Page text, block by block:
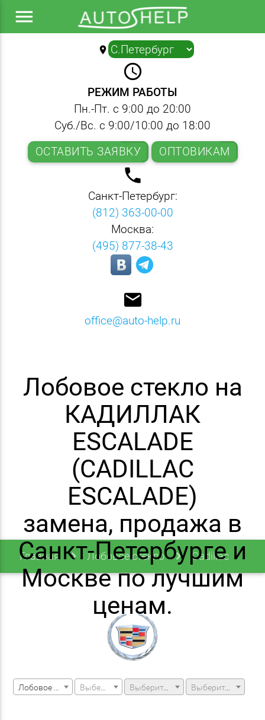
menu
location_on ▼
query_builder
РЕЖИМ РАБОТЫ
Пн.-Пт. с 9:00 до 20:00
Суб./Вс. с 9:00/10:00 до 18:00
ОСТАВИТЬ ЗАЯВКУ
ОПТОВИКАМ
local_phone
Санкт-Петербург:
(812) 363-00-00
Москва:
(495) 877-38-43
email
office@auto-help.ru
Лобовое стекло на
КАДИЛЛАК
ESCALADE
(CADILLAC
ESCALADE)
замена, продажа в
Санкт-Петербурге и
Москве по лучшим
ценам.
Главная Лобовое стекло Cadillac
Escalade
Выберите модель машины Выберите модификацию